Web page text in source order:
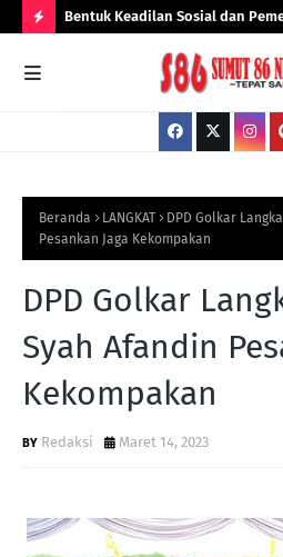
O
S
Kota
Bentuk Keadilan Sosial dan
Pejabat Negara dari Pusat
Sumut Dedi Arisandi Ritonga
Beranda LANGKAT
DPD Golkar
Pesankan Jaga Kekompakan
DPD Golkar
Syah Afandin
Kekompakan
Redaksi Maret 14, 2023